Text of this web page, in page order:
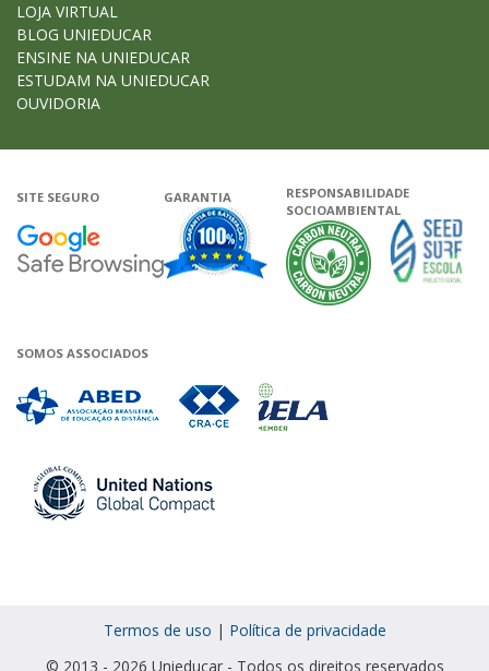
LOJA VIRTUAL
BLOG UNIEDUCAR
ENSINE NA UNIEDUCAR
ESTUDAM NA UNIEDUCAR
OUVIDORIA
SITE SEGURO
Google - Status do site no
GARANTIA
Garantia de satisfação
RESPONSABILIDADE
SOCIOAMBIENTAL
A
SOMOS ASSOCIADOS
Termos de uso | Política de privacidade
© 2013 - 2026 Unieducar - Todos os direitos reservados